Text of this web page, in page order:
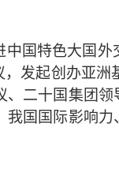
中国特色大国外
，发起创办亚
二十国集团
我国国际影响力